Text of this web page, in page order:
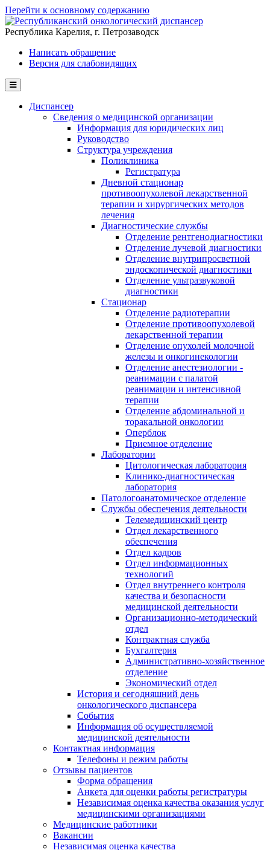
Перейти к основному содержанию
Республика Карелия, г. Петрозаводск
Написать обращение
Версия для слабовидящих
Диспансер
Сведения о медицинской организации
Информация для юридических лиц
Руководство
Структура учреждения
Поликлиника
Регистратура
Дневной стационар
противоопухолевой лекарственной
терапии и хирургических методов
лечения
Диагностические службы
Отделение рентгенодиагностики
Отделение лучевой диагностики
Отделение внутрипросветной
эндоскопической диагностики
Отделение ультразвуковой
диагностики
Стационар
Отделение радиотерапии
Отделение противоопухолевой
лекарственной терапии
Отделение опухолей молочной
железы и онкогинекологии
Отделение анестезиологии -
реанимации с палатой
реанимации и интенсивной
терапии
Отделение абдоминальной и
торакальной онкологии
Оперблок
Приемное отделение
Лаборатории
Цитологическая лаборатория
Клинико-диагностическая
лаборатория
Патологоанатомическое отделение
Службы обеспечения деятельности
Телемедицинский центр
Отдел лекарственного
обеспечения
Отдел кадров
Отдел информационных
технологий
Отдел внутреннего контроля
качества и безопасности
медицинской деятельности
Организационно-методический
отдел
Контрактная служба
Бухгалтерия
Административно-хозяйственное
отделение
Экономический отдел
История и сегодняшний день
онкологического диспансера
События
Информация об осуществляемой
медицинской деятельности
Контактная информация
Телефоны и режим работы
Отзывы пациентов
Форма обращения
Анкета для оценки работы регистратуры
Независимая оценка качества оказания услуг
медицинскими организациями
Медицинские работники
Вакансии
Независимая оценка качества